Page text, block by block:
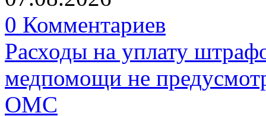
0 Комментариев
Расходы на уплату
медпомощи не
ОМС